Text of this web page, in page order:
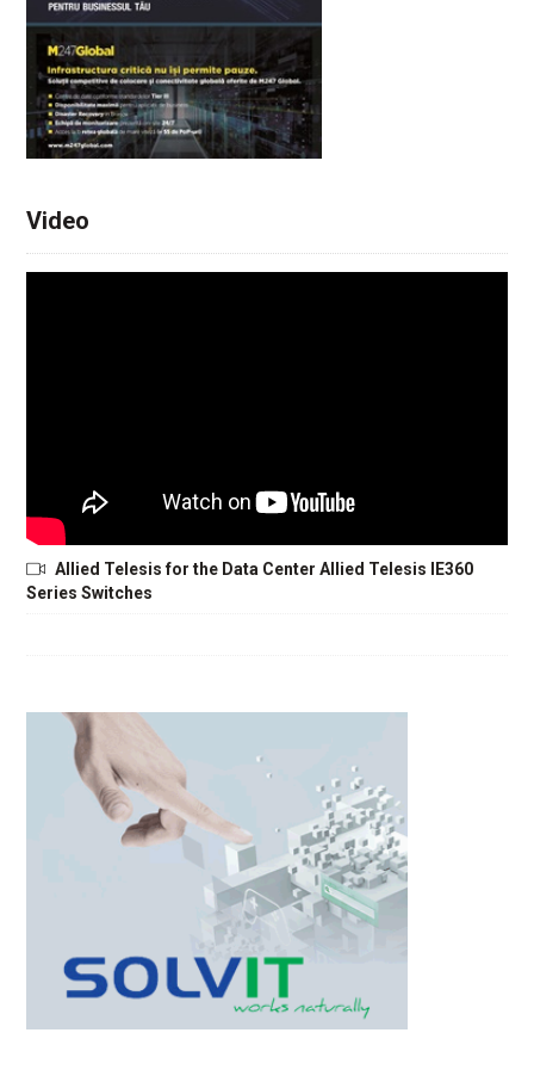
Video
Allied Telesis for the Data Center Allied Telesis IE360
Series Switches